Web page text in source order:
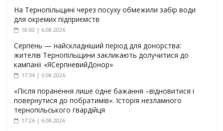
На Тернопільщині через посуху обмежили забір води
для окремих підприємств
18:00 | 6.08.2026
Серпень — найскладніший період для донорства:
жителів Тернопільщини закликають долучитися до
кампанії «ЯСерпневийДонор»
17:34 | 6.08.2026
«Після поранення лише одне бажання –відновитися і
повернутися до побратимів». Історія незламного
тернопільського гвардійця
17:26 | 6.08.2026